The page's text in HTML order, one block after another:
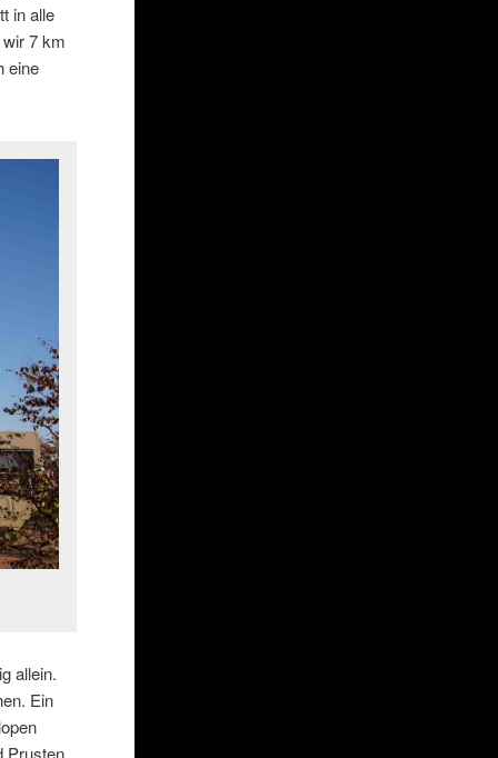
in alle
7 km
eine
allein.
Ein
Prusten